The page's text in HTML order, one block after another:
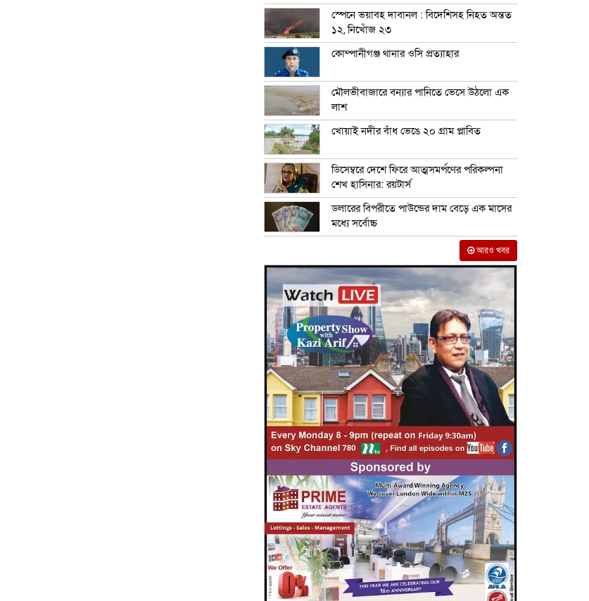
স্পেনে ভয়াবহ দাবানল : বিদেশিসহ নিহত অন্তত
১২, নিখোঁজ ২৩
কোম্পানীগঞ্জ থানার ওসি প্রত্যাহার
মৌলভীবাজারে বন্যার পানিতে ভেসে উঠলো এক
লাশ
খোয়াই নদীর বাঁধ ভেঙে ২০ গ্রাম প্লাবিত
ডিসেম্বরে দেশে ফিরে আত্মসমর্পণের পরিকল্পনা
শেখ হাসিনার: রয়টার্স
ডলারের বিপরীতে পাউন্ডের দাম বেড়ে এক মাসের
মধ্যে সর্বোচ্চ
আরও খবর